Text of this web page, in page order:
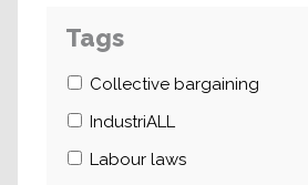
Tags
Collective bargaining
IndustriALL
Labour laws